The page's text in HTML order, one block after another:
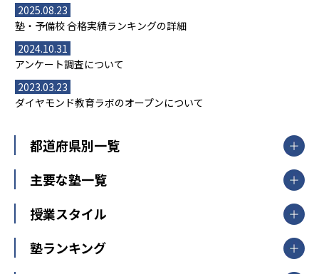
2025.08.23
塾・予備校 合格実績ランキングの詳細
2024.10.31
アンケート調査について
2023.03.23
ダイヤモンド教育ラボのオープンについて
都道府県別一覧
北海道・東北
山形県
福島県
関東
東京都
神奈川県
茨城県
主要な塾一覧
【掲載塾一覧を見る】
東京個別指導学院
授業スタイル
個別指導
塾ランキング